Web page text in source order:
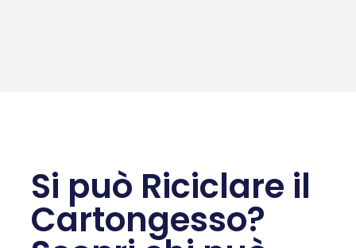
Si può Riciclare il
Cartongesso?